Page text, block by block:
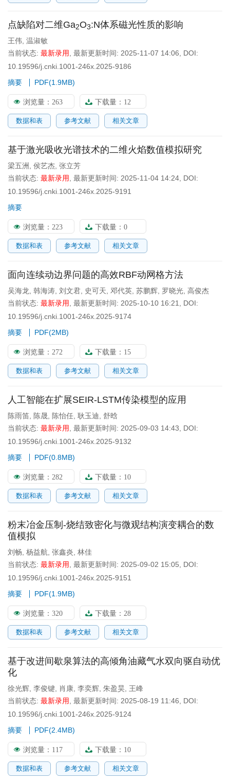
点缺陷对二维Ga2O3:N体系磁光性质的影响
王伟 温淑敏
当前状态: 最新录用 最新更新时间: 2025-11-07 14:06
DOI:
10.19596/j.cnki.1001-246x.2025-9186
摘要
PDF(1.9MB)
浏览量： 263 下载量： 12
数据和表 参考文献 相关文章
基于激光吸收光谱技术的二维火焰数值模拟研究
梁五洲 侯艺杰 张立芳
当前状态: 最新录用 最新更新时间: 2025-11-04 14:24 DOI:
10.19596/j.cnki.1001-246x.2025-9191
摘要
浏览量： 223 下载量： 0
数据和表 参考文献 相关文章
面向连续动边界问题的高效RBF动网格方法
吴海龙 韩海涛 刘文君 史可天 邓代英 苏鹏辉 罗晓光 高俊杰
当前状态: 最新录用 最新更新时间: 2025-10-10 16:21
DOI:
10.19596/j.cnki.1001-246x.2025-9174
摘要
PDF(2MB)
浏览量： 272 下载量： 15
数据和表 参考文献 相关文章
人工智能在扩展SEIR-LSTM传染模型的应用
陈雨笛 陈晟 陈怡任 耿玉迪
舒晗
当前状态: 最新录用 最新更新时间: 2025-09-03 14:43
DOI:
10.19596/j.cnki.1001-246x.2025-9132
摘要
PDF(0.8MB)
浏览量： 282 下载量： 10
数据和表 参考文献 相关文章
粉末冶金压制-烧结致密化与微观结构演变耦合的数
值模拟
刘畅 杨益航 张鑫炎 林佳
当前状态: 最新录用 最新更新时间: 2025-09-02 15:05
DOI:
10.19596/j.cnki.1001-246x.2025-9151
摘要
PDF(1.9MB)
浏览量： 320 下载量： 28
数据和表 参考文献 相关文章
基于改进间歇泉算法的高倾角油藏气水双向驱自动优
化
徐光辉 李俊键 肖康 李奕辉 朱盈昊 王峰
当前状态: 最新录用 最新更新时间: 2025-08-19 11:46
DOI:
10.19596/j.cnki.1001-246x.2025-9124
摘要
PDF(2.4MB)
浏览量： 117 下载量： 10
数据和表 参考文献 相关文章